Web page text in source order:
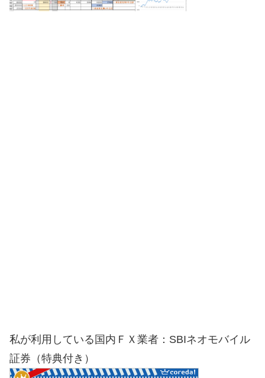
私が利用している国内ＦＸ業者：SBIネオモバイル
証券（特典付き）